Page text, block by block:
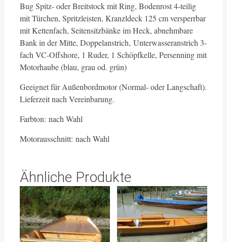
Bug Spitz- oder Breitstock mit Ring, Bodenrost 4-teilig
mit Türchen, Spritzleisten, Kranzldeck 125 cm versperrbar
mit Kettenfach, Seitensitzbänke im Heck, abnehmbare
Bank in der Mitte, Doppelanstrich, Unterwasseranstrich 3-
fach VC-Offshore, 1 Ruder, 1 Schöpfkelle, Persenning mit
Motorhaube (blau, grau od. grün)
Geeignet für Außenbordmotor (Normal- oder Langschaft).
Lieferzeit nach Vereinbarung.
Farbton: nach Wahl
Motorausschnitt: nach Wahl
Ähnliche Produkte